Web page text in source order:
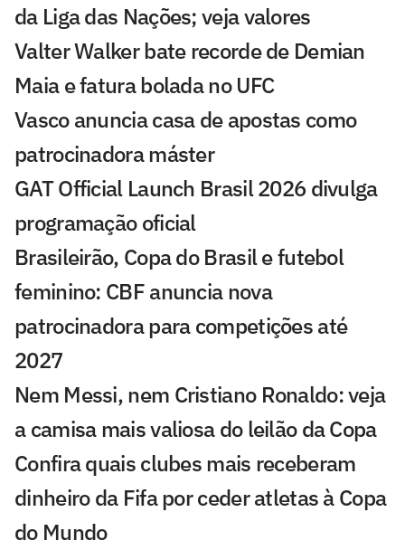
da Liga das Nações; veja valores
Valter Walker bate recorde de Demian
Maia e fatura bolada no UFC
Vasco anuncia casa de apostas como
patrocinadora máster
GAT Official Launch Brasil 2026 divulga
programação oficial
Brasileirão, Copa do Brasil e futebol
feminino: CBF anuncia nova
patrocinadora para competições até
2027
Nem Messi, nem Cristiano Ronaldo: veja
a camisa mais valiosa do leilão da Copa
Confira quais clubes mais receberam
dinheiro da Fifa por ceder atletas à Copa
do Mundo